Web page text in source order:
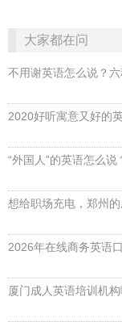
大家都在问
不用谢英语怎么说？
2020好听寓意又好的
“外国人”的英语怎么说
厦门成人英语培训机